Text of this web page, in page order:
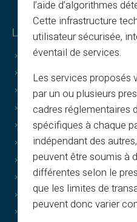
Legal & Terms
CGV
Mentions légales
Politiques de confidentialité
Politique d’utilisation
Politique des cookies
FAQ
Tutoriels
T&C - Parrainage
Print & image policy
T&C - Carte cadeau
l’aide d’algorithmes
Cette infrastructure
utilisateur sécurisée,
éventail de services.
Les services proposés
par un ou plusieurs
cadres réglementaires
spécifiques à chaque
indépendant des
peuvent être soumis à
différentes selon le
que les limites de
peuvent donc varier